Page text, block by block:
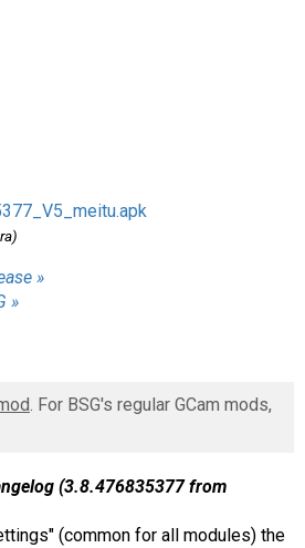
»
»
. For BSG's regular GCam mods,
(3.8.476835377 from
(common for all modules) the